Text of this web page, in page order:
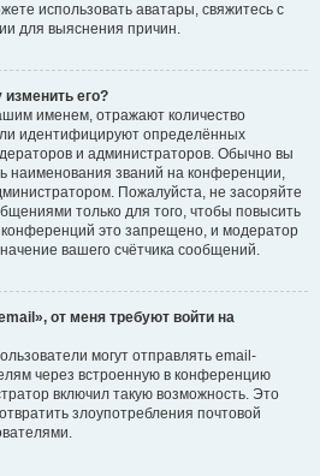
использовать аватары, свяжитесь с
для выяснения причин.
изменить его?
именем, отражают количество
идентифицируют определённых
и администраторов. Обычно вы
наименования званий на конференции,
Пожалуйста, не засоряйте
только для того, чтобы повысить
это запрещено, и модератор
вашего счётчика сообщений.
от меня требуют войти на
могут отправлять email-
через встроенную в конференцию
включил такую возможность. Это
злоупотребления почтовой